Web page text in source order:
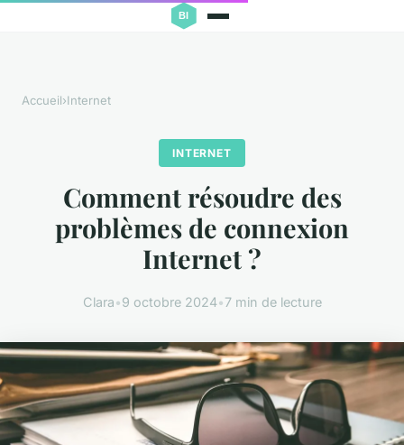
Accueil›Internet
INTERNET
Comment résoudre des
problèmes de connexion
Internet ?
Clara•9 octobre 2024•7 min de lecture